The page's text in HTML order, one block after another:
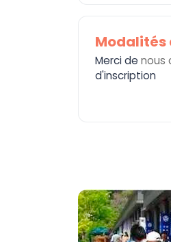
Merci de nous
d'inscription